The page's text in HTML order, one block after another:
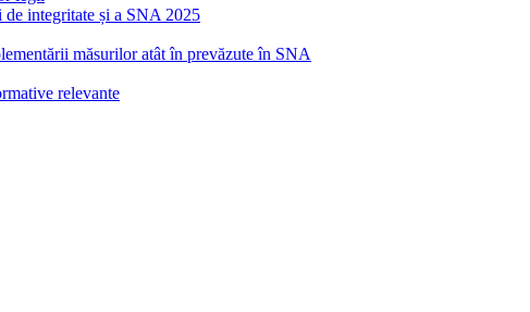
integritate și a SNA 2025
măsurilor atât în prevăzute în SNA
relevante